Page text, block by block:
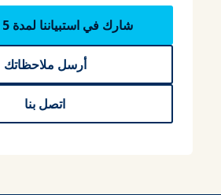
شارك في استبياننا لمدة 5 دقائق
أرسل ملاحظاتك
اتصل بنا